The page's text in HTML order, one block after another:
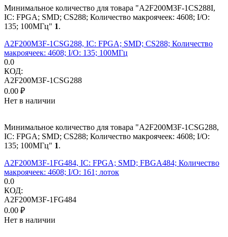
Минимальное количество для товара "A2F200M3F-1CS288I,
IC: FPGA; SMD; CS288; Количество макроячеек: 4608; I/O:
135; 100МГц" 1.
A2F200M3F-1CSG288, IC: FPGA; SMD; CS288; Количество
макроячеек: 4608; I/O: 135; 100МГц
0.0
КОД:
A2F200M3F-1CSG288
0.00 ₽
Нет в наличии
Минимальное количество для товара "A2F200M3F-1CSG288,
IC: FPGA; SMD; CS288; Количество макроячеек: 4608; I/O:
135; 100МГц" 1.
A2F200M3F-1FG484, IC: FPGA; SMD; FBGA484; Количество
макроячеек: 4608; I/O: 161; лоток
0.0
КОД:
A2F200M3F-1FG484
0.00 ₽
Нет в наличии